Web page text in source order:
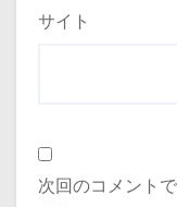
サイト
次回のコメント